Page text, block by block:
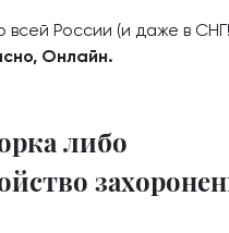
России (и даже в
Онлайн.
либо